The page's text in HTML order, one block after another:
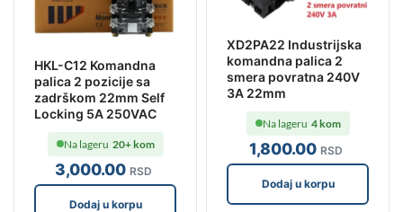
HKL-C12 Komandna
palica 2 pozicije sa
zadrškom 22mm Self
Locking 5A 250VAC
3,000.00 RSD
Na lageru 20+ kom
Dodaj u korpu
XD2PA22 Industrijska
komandna palica 2
smera povratna 240V
3A 22mm
1,800.00 RSD
Na lageru 4 kom
Dodaj u korpu